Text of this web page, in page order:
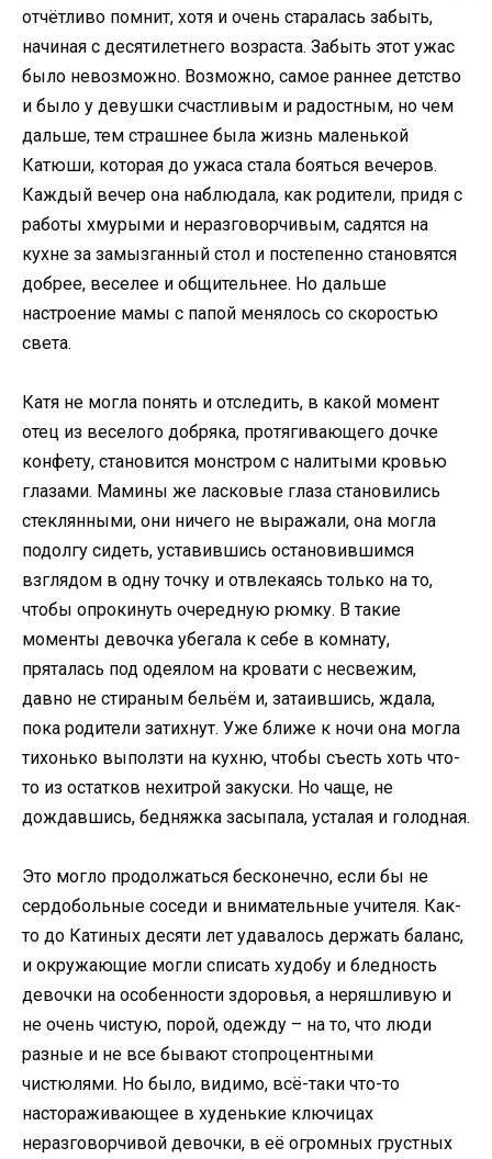
отчётливо помнит, хотя и очень старалась забыть,
начиная с десятилетнего возраста. Забыть этот ужас
было невозможно. Возможно, самое раннее детство
и было у девушки счастливым и радостным, но чем
дальше, тем страшнее была жизнь маленькой
Катюши, которая до ужаса стала бояться вечеров.
Каждый вечер она наблюдала, как родители, придя с
работы хмурыми и неразговорчивым, садятся на
кухне за замызганный стол и постепенно становятся
добрее, веселее и общительнее. Но дальше
настроение мамы с папой менялось со скоростью
света.
Катя не могла понять и отследить, в какой момент
отец из веселого добряка, протягивающего дочке
конфету, становится монстром с налитыми кровью
глазами. Мамины же ласковые глаза становились
стеклянными, они ничего не выражали, она могла
подолгу сидеть, уставившись остановившимся
взглядом в одну точку и отвлекаясь только на то,
чтобы опрокинуть очередную рюмку. В такие
моменты девочка убегала к себе в комнату,
пряталась под одеялом на кровати с несвежим,
давно не стираным бельём и, затаившись, ждала,
пока родители затихнут. Уже ближе к ночи она могла
тихонько выползти на кухню, чтобы съесть хоть что-
то из остатков нехитрой закуски. Но чаще, не
дождавшись, бедняжка засыпала, усталая и голодная.
Это могло продолжаться бесконечно, если бы не
сердобольные соседи и внимательные учителя. Как-
то до Катиных десяти лет удавалось держать баланс,
и окружающие могли списать худобу и бледность
девочки на особенности здоровья, а неряшливую и
не очень чистую, порой, одежду – на то, что люди
разные и не все бывают стопроцентными
чистюлями. Но было, видимо, всё-таки что-то
настораживающее в худенькие ключицах
неразговорчивой девочки, в её огромных грустных